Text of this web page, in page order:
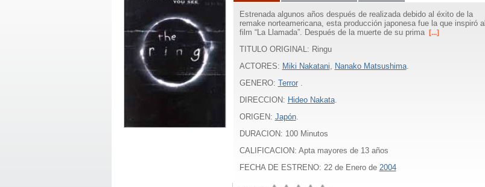
Estrenada algunos años después de realizada debido al éxito de la
remake norteamericana, esta producción japonesa fue la que inspiró al
film “La Llamada”. Después de la muerte de su prima
[...]
TITULO ORIGINAL: Ringu
ACTORES: Miki Nakatani, Nanako Matsushima.
GENERO: Terror.
DIRECCION: Hideo Nakata.
ORIGEN: Japón.
DURACION: 100Minutos
CALIFICACION: Apta mayores de 13 años
FECHA DE ESTRENO: 22 de Enero de 2004